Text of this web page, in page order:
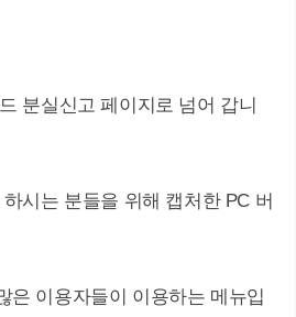
분실신고 페이지로 넘어 갑니
시는 분들을 위해 캡처한 PC 버
은 이용자들이 이용하는 메뉴입